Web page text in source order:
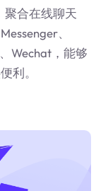
聚合在线聊天
、
Wechat，能够
利。